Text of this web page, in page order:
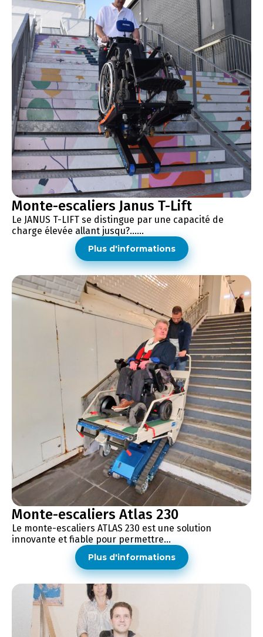
Monte-escaliers Janus T-Lift
Le JANUS T-LIFT se distingue par une capacité de
charge élevée allant jusqu?......
Plus d'informations
Monte-escaliers Atlas 230
Le monte-escaliers ATLAS 230 est une solution
innovante et fiable pour permettre...
Plus d'informations